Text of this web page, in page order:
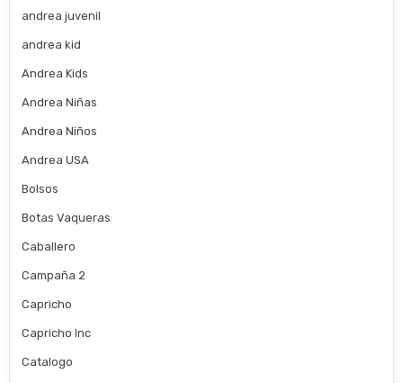
andrea juvenil
andrea kid
Andrea Kids
Andrea Niñas
Andrea Niños
Andrea USA
Bolsos
Botas Vaqueras
Caballero
Campaña 2
Capricho
Capricho Inc
Catalogo